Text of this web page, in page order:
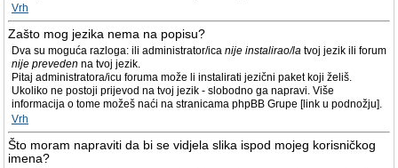
Vrh
Zašto mog jezika nema na popisu?
Dva su moguća razloga: ili administrator/ica nije instalirao/la tvoj jezik ili forum
nije preveden na tvoj jezik.
Pitaj administratora/icu foruma može li instalirati jezični paket koji želiš.
Ukoliko ne postoji prijevod na tvoj jezik - slobodno ga napravi. Više
informacija o tome možeš naći na stranicama phpBB Grupe [link u podnožju].
Vrh
Što moram napraviti da bi se vidjela slika ispod mojeg korisničkog
imena?